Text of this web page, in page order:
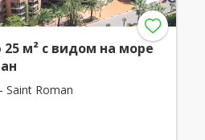
м² с видом на море
Saint Roman